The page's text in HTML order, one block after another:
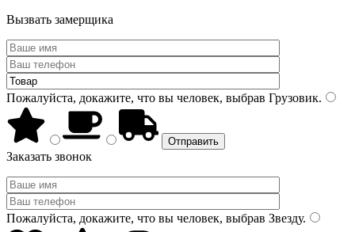
Вызвать замерщика
Пожалуйста, докажите, что вы человек, выбрав Грузовик.
Заказать звонок
Пожалуйста, докажите, что вы человек, выбрав Звезду.